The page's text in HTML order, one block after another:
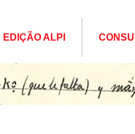
EDIÇÃO ALPI